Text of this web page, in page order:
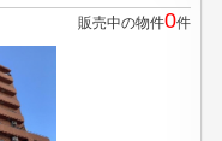
販売中の物件0件